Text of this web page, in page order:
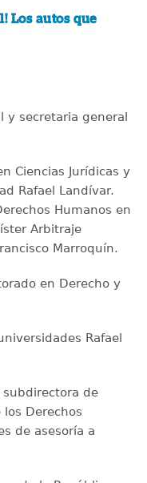
Los autos que
y secretaria general
Ciencias Jurídicas y
Rafael Landívar.
Humanos en
Arbitraje
Marroquín.
en Derecho y
Rafael
de
Derechos
de asesoría a